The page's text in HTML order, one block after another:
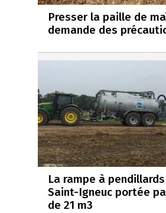
Presser la paille de
demande des
La rampe à
Saint-Igneuc portée
de 21 m3